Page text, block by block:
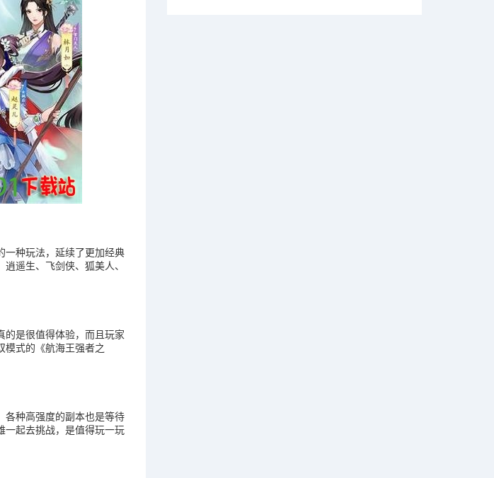
一种玩法，延续了更加经典
遥生、飞剑侠、狐美人、
的是很值得体验，而且玩家
模式的《航海王强者之
各种高强度的副本也是等待
一起去挑战，是值得玩一玩